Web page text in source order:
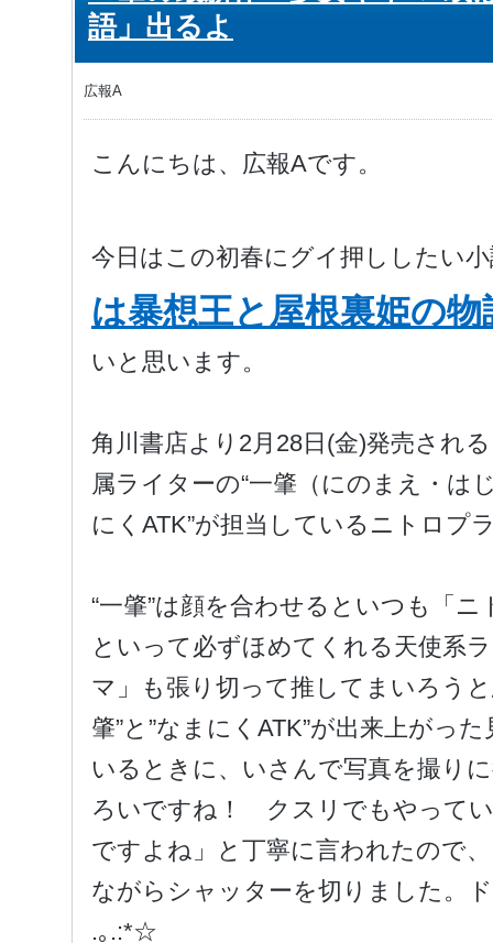
語」出るよ
広報A
こんにちは、広報Aです。
今日はこの初春にグイ押ししたい
は暴想王と屋根裏姫の物
いと思います。
角川書店より2月28日(金)発売され
属ライターの“一肇（にのまえ・は
にくATK”が担当しているニトロプ
“一肇”は顔を合わせるといつも「
といって必ずほめてくれる天使系
マ」も張り切って推してまいろう
肇”と”なまにくATK”が出来上がっ
いるときに、いさんで写真を撮り
ろいですね！ クスリでもやって
ですよね」と丁寧に言われたので
ながらシャッターを切りました。
.｡.:*☆